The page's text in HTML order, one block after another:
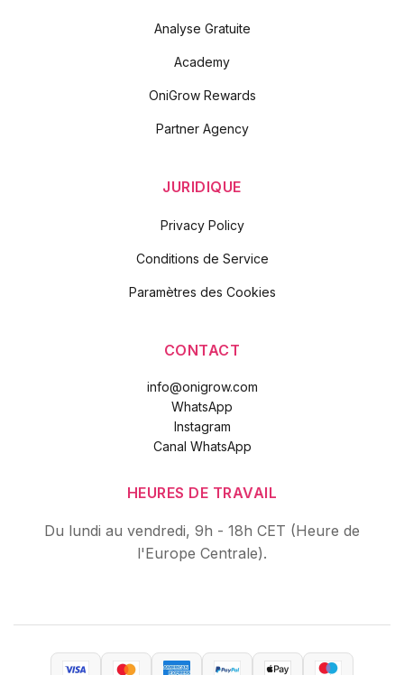
Analyse Gratuite
Academy
OniGrow Rewards
Partner Agency
JURIDIQUE
Privacy Policy
Conditions de Service
Paramètres des Cookies
CONTACT
info@onigrow.com
WhatsApp
Instagram
Canal WhatsApp
HEURES DE TRAVAIL
Du lundi au vendredi, 9h - 18h CET (Heure de
l'Europe Centrale).